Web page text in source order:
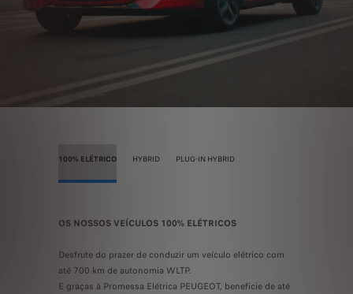
numa quilometragem diária típica de 45 km nos principais países europeus em
OS NOSSOS VEÍCULOS 100% ELÉTRICOS
Desfrute do prazer de conduzir um veículo elétrico com
até 700 km de autonomia WLTP.
E graças à Promessa Elétrica PEUGEOT, beneficie de até
100% ELÉTRICO HYBRID PLUG-IN HYBRID